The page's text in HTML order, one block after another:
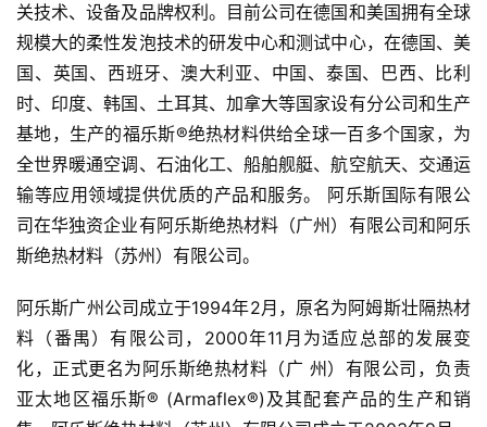
关技术、设备及品牌权利。目前公司在德国和美国拥有全球
规模大的柔性发泡技术的研发中心和测试中心，在德国、美
国、英国、西班牙、澳大利亚、中国、泰国、巴西、比利
时、印度、韩国、土耳其、加拿大等国家设有分公司和生产
基地，生产的福乐斯®绝热材料供给全球一百多个国家，为
全世界暖通空调、石油化工、船舶舰艇、航空航天、交通运
输等应用领域提供优质的产品和服务。 阿乐斯国际有限公
司在华独资企业有阿乐斯绝热材料（广州）有限公司和阿乐
斯绝热材料（苏州）有限公司。
阿乐斯广州公司成立于1994年2月，原名为阿姆斯壮隔热材
料（番禺）有限公司，2000年11月为适应总部的发展变
化，正式更名为阿乐斯绝热材料（广 州）有限公司，负责
亚太地区福乐斯® (Armaflex®)及其配套产品的生产和销